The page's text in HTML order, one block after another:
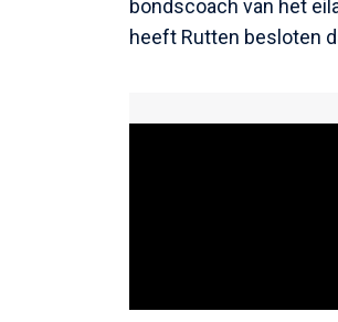
bondscoach van het
heeft Rutten besloten